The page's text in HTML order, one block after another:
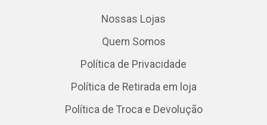
Nossas Lojas
Quem Somos
Política de Privacidade
Política de Retirada em loja
Política de Troca e Devolução